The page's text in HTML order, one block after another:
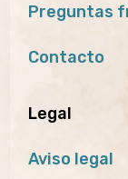
Preguntas
Contacto
Legal
Aviso legal